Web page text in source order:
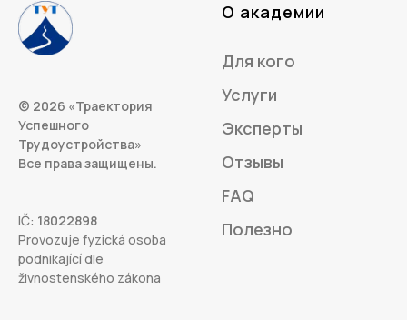
© 2026 «Траектория
Успешного
Трудоустройства»
Все права защищены.
IČ: 18022898
Provozuje fyzická osoba
podnikající dle
živnostenského zákona
О академии
Для кого
Услуги
Эксперты
Отзывы
FAQ
Полезно